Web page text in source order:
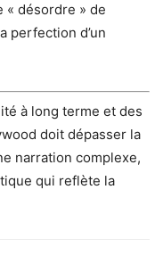
« désordre » de
perfection d’un
à long terme et des
doit dépasser la
narration complexe,
qui reflète la